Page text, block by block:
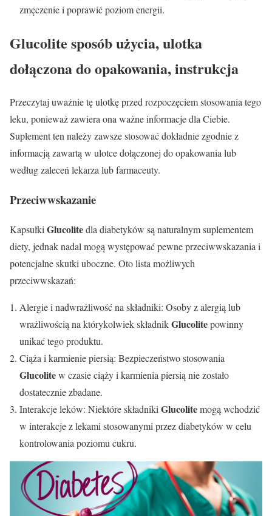
zmęczenie i poprawić poziom energii.
Glucolite sposób użycia, ulotka
dołączona do opakowania, instrukcja
Przeczytaj uważnie tę ulotkę przed rozpoczęciem stosowania tego
leku, ponieważ zawiera ona ważne informacje dla Ciebie.
Suplement ten należy zawsze stosować dokładnie zgodnie z
informacją zawartą w ulotce dołączonej do opakowania lub
według zaleceń lekarza lub farmaceuty.
Przeciwwskazanie
Kapsułki Glucolitedla diabetyków są naturalnym suplementem
diety, jednak nadal mogą występować pewne przeciwwskazania i
potencjalne skutki uboczne. Oto lista możliwych
przeciwwskazań:
Alergie i nadwrażliwość na składniki: Osoby z alergią lub
wrażliwością na którykolwiek składnikGlucolitepowinny
unikać tego produktu.
Ciąża i karmienie piersią: Bezpieczeństwo stosowania
Glucolitew czasie ciąży i karmienia piersią nie zostało
dostatecznie zbadane.
Interakcje leków: Niektóre składniki Glucolitemogą wchodzić
w interakcje z lekami stosowanymi przez diabetyków w celu
kontrolowania poziomu cukru.